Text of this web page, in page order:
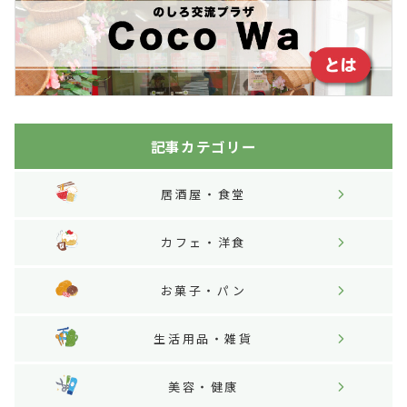
記事カテゴリー
居酒屋・食堂
カフェ・洋食
お菓子・パン
生活用品・雑貨
美容・健康